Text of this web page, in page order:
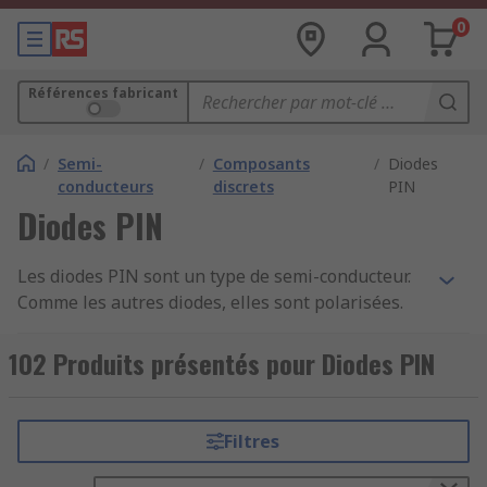
0
Références fabricant
/ Semi-
conducteurs
/ Composants
discrets
/ Diodes
PIN
Diodes PIN
Les diodes PIN sont un type de semi-conducteur.
Comme les autres diodes, elles sont polarisées.
Qu'est ce qu'une diode PIN ?
succession de trois couches de semi-conducteur :
type P, intrinsèque et type N. Cette structure lui a
102 Produits présentés pour Diodes PIN
Filtres